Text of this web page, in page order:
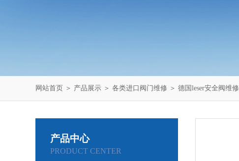
网站首页 ＞ 产品展示 ＞ 各类进口阀门维修 ＞ 德国leser安全阀维修
产品中心
PRODUCT CENTER